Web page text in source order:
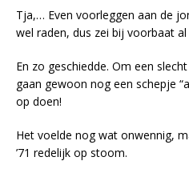
Tja,… Even voorleggen aan de
wel raden, dus zei bij voorbaat
En zo geschiedde. Om een
gaan gewoon nog een schepje
op doen!
Het voelde nog wat onwennig,
’71 redelijk op stoom.